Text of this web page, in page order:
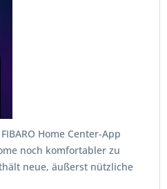
Home Center-App
noch komfortabler zu
neue, äußerst nützliche